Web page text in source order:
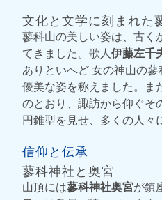
文化と文学に刻まれた
蓼科山の美しい姿は、古く
てきました。歌人伊藤左千
ありといへど 女の神山の
優美な姿を称えました。ま
のとおり、諏訪から仰ぐそ
円錐型を見せ、多くの人々
信仰と伝承
蓼科神社と奥宮
山頂には蓼科神社奥宮が鎮